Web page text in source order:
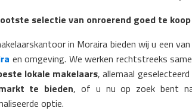
selectie van onroerend goed te
in Moraira bieden wij u een van
en omgeving. We werken rechtstreeks
lokale makelaars, allemaal
te bieden, of u nu op zoek bent
optie.